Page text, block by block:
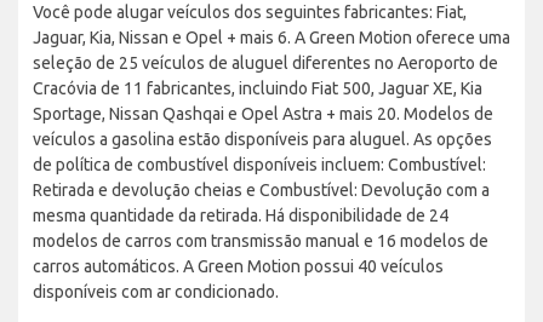
Você pode alugar veículos dos seguintes fabricantes: Fiat,
Jaguar, Kia, Nissan e Opel + mais 6. A Green Motion oferece uma
seleção de 25 veículos de aluguel diferentes no Aeroporto de
Cracóvia de 11 fabricantes, incluindo Fiat 500, Jaguar XE, Kia
Sportage, Nissan Qashqai e Opel Astra + mais 20. Modelos de
veículos a gasolina estão disponíveis para aluguel. As opções
de política de combustível disponíveis incluem: Combustível:
Retirada e devolução cheias e Combustível: Devolução com a
mesma quantidade da retirada. Há disponibilidade de 24
modelos de carros com transmissão manual e 16 modelos de
carros automáticos. A Green Motion possui 40 veículos
disponíveis com ar condicionado.